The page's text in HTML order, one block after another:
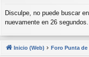
s
Disculpe, no puede buscar
nuevamente en 26 segundos.
Inicio (Web) Foro Punta